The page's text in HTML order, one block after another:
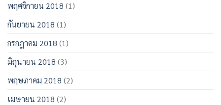
พฤศจิกายน 2018 (1)
กันยายน 2018 (1)
กรกฎาคม 2018 (1)
มิถุนายน 2018 (3)
พฤษภาคม 2018 (2)
เมษายน 2018 (2)